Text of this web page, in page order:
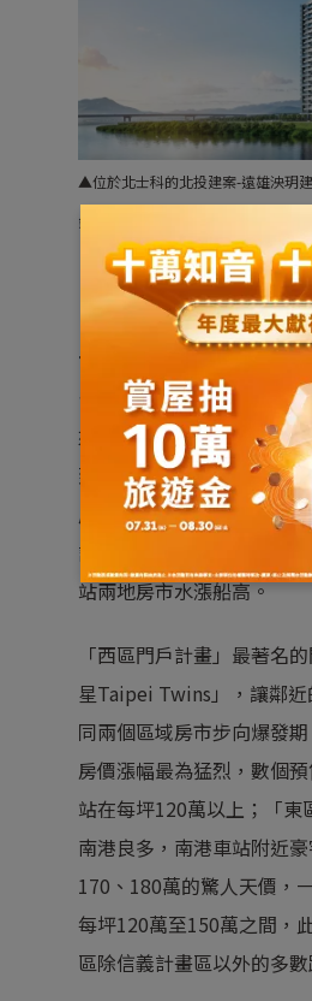
▲位於北士科的北投建案-遠雄泱玥
端生活，面河擁山無限視野。圖片來
三、建設驅動城市軸線
台北市從前市長陳水扁、馬
來，都致力於「東西軸線翻
到柯文哲任內，略轉為「
展」，啟動「東區門戶計
計畫」，使西區的台北火車
站兩地房市水漲船高。
「西區門戶計畫」最著名
星Taipei Twins」，讓鄰
同兩個區域房市步向爆發
房價漲幅最為猛烈，數個
站在每坪120萬以上；「東
南港良多，南港車站附近
170、180萬的驚人天價，
每坪120萬至150萬之間，
區除信義計畫區以外的多數